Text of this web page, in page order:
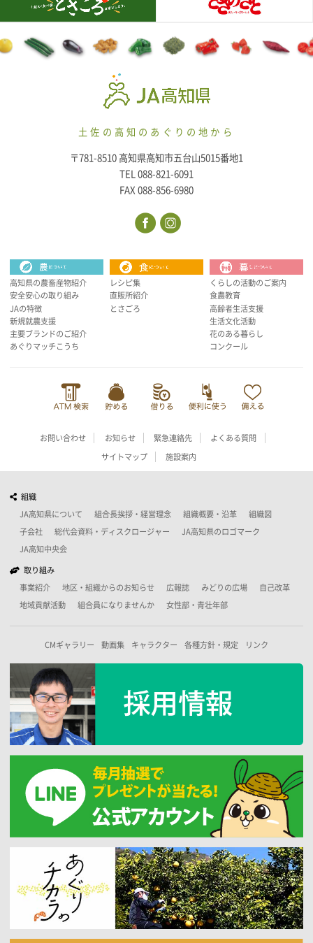
土佐の高知のあぐりの地から
〒781-8510 高知県高知市五台山5015番地1
TEL 088-821-6091
FAX 088-856-6980
高知県の農畜産物紹介
安全安心の取り組み
JAの特徴
新規就農支援
主要ブランドのご紹介
あぐりマッチこうち
レシピ集
直販所紹介
とさごろ
くらしの活動のご案内
食農教育
高齢者生活支援
生活文化活動
花のある暮らし
コンクール
お問い合わせ お知らせ 緊急連絡先 よくある質問
サイトマップ 施設案内
組織
JA高知県について 組合長挨拶・経営理念 組織概要・沿革 組織図
子会社 総代会資料・ディスクロージャー JA高知県のロゴマーク
JA高知中央会
取り組み
事業紹介 地区・組織からのお知らせ 広報誌 みどりの広場 自己改革
地域貢献活動 組合員になりませんか 女性部・青壮年部
CMギャラリー 動画集 キャラクター 各種方針・規定 リンク